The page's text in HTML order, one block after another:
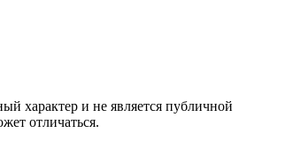
характер и не является публичной
отличаться.